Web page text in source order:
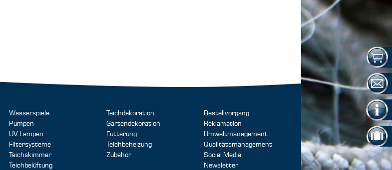
Wasserspiele
Pumpen
UV Lampen
Filtersysteme
Teichskimmer
Teichbelüftung
Teichdekoration
Gartendekoration
Fütterung
Teichbeheizung
Zubehör
Bestellvorgang
Reklamation
Umweltmanagement
Qualitätsmanagement
Social Media
Newsletter